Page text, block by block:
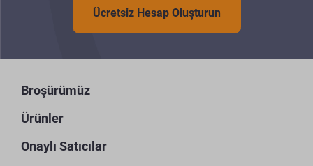
Ücretsiz Hesap Oluşturun
Broşürümüz
Ürünler
Onaylı Satıcılar